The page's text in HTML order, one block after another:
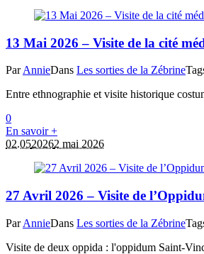
13 Mai 2026 – Visite de la cité
ParAnnieDans Les sorties de la Zébrine
Entre ethnographie et visite historique
0
En savoir +
02.0520262 mai 2026
27 Avril 2026 – Visite de
ParAnnieDans Les sorties de la Zébrine
Visite de deux oppida : l'oppidum Saint-